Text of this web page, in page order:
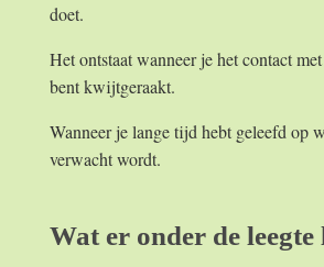
doet.
Het ontstaat wanneer je het contact
bent kwijtgeraakt.
Wanneer je lange tijd hebt geleefd op
verwacht wordt.
Wat er onder de leegte